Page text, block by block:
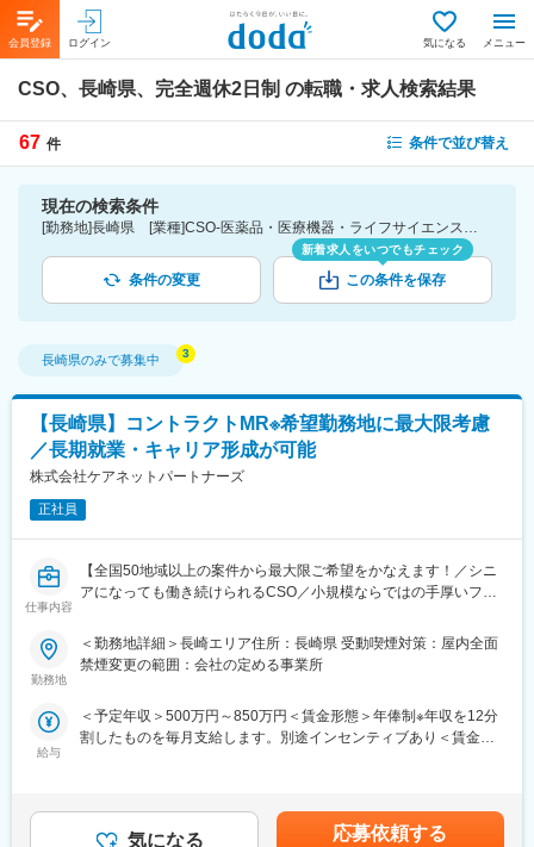
会員登録 ログイン 気になる メニュー
CSO、長崎県、完全週休2日制 の転職・求人検索結果
67 件 条件で並び替え
現在の検索条件
[勤務地]長崎県 [業種]CSO-医薬品・医療機器・ライフサイエンス・医療系サービス [こだわり条件ピックアップ]完全週休2日制 [詳細条件](休日・働き方)完全週休2日制
条件の変更
新着求人をいつでもチェック
この条件を保存
長崎県のみで募集中
【長崎県】コントラクトMR※希望勤務地に最大限考慮
／長期就業・キャリア形成が可能
株式会社ケアネットパートナーズ
正社員
仕事内容
【全国50地域以上の案件から最大限ご希望をかなえます！／シニ
アになっても働き続けられるCSO／小規模ならではの手厚いフォ
■業務内容
PJT期間は1年～3年で、MRの資格・経験をお持ちの方であればご
活躍いただけます。
域を変えてのPJT打診も可能です。また、無期雇用派遣となるた
勤務地
＜勤務地詳細＞長崎エリア住所：長崎県 受動喫煙対策：屋内全面
禁煙変更の範囲：会社の定める事業所
給与
＜予定年収＞500万円～850万円＜賃金形態＞年俸制※年収を12分
割したものを毎月支給します。別途インセンティブあり＜賃金内
円（12分割）（一律手当を含む）＜昇給有無＞有＜残業手当＞有
気になる 応募依頼する